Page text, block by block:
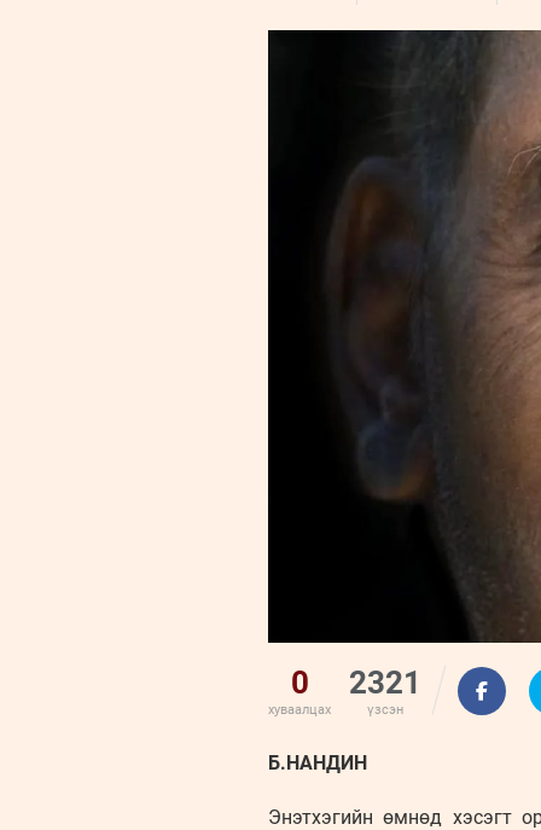
0
хуваалцах
2321
үзсэн
Б.НАНДИН
Энэтхэгийн өмнөд хэсэгт